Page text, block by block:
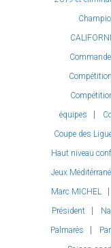
Commande
équipes
Coupe des
Haut niveau
Jeux
Marc MICHEL
Président
Palmarès